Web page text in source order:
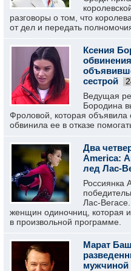
разговоры о том, что
от дел и передать
Ксения
сестрой
Ведущая
Бородина
Фроловой, которая объявила
обвинила ее в отказе
Два
America:
лед Лас-
Россиянка
Лас-
женщин одиночниц, которая
в произвольной программе.
Марат
мужчиной